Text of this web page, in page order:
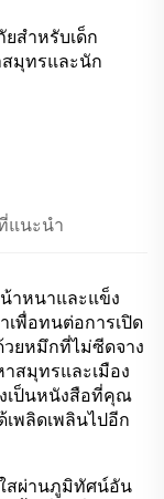
สำหรับเด็ก
มุทรและนัก
นะนำ
าหนาและแข็ง
เพื่อทนต่อการเปิด
วยหมึกที่ไม่ซีดจาง
สมุทรและเมือง
เป็นหนังสือที่คุณ
พลิดเพลินไปอีก
สผ่านภูมิทัศน์อัน